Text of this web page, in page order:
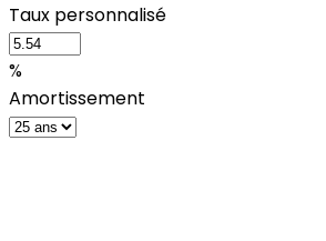
Taux personnalisé
%
Amortissement